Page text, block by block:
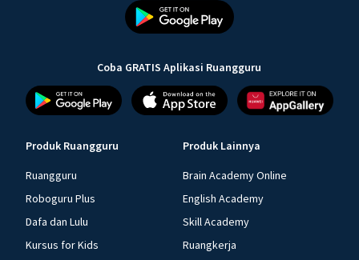
Coba GRATIS Aplikasi Ruangguru
Produk Ruangguru
Ruangguru
Roboguru Plus
Dafa dan Lulu
Kursus for Kids
Produk Lainnya
Brain Academy Online
English Academy
Skill Academy
Ruangkerja